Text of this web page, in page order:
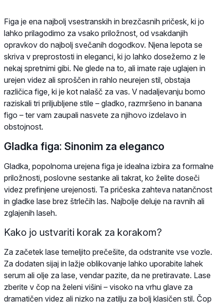
Figa je ena najbolj vsestranskih in brezčasnih pričesk, ki jo
lahko prilagodimo za vsako priložnost, od vsakdanjih
opravkov do najbolj svečanih dogodkov. Njena lepota se
skriva v preprostosti in eleganci, ki jo lahko dosežemo z le
nekaj spretnimi gibi. Ne glede na to, ali imate raje uglajen in
urejen videz ali sproščen in rahlo neurejen stil, obstaja
različica fige, ki je kot nalašč za vas. V nadaljevanju bomo
raziskali tri priljubljene stile – gladko, razmršeno in banana
figo – ter vam zaupali nasvete za njihovo izdelavo in
obstojnost.
Gladka figa: Sinonim za eleganco
Gladka, popolnoma urejena figa je idealna izbira za formalne
priložnosti, poslovne sestanke ali takrat, ko želite doseči
videz prefinjene urejenosti. Ta pričeska zahteva natančnost
in gladke lase brez štrlečih las. Najbolje deluje na ravnih ali
zglajenih laseh.
Kako jo ustvariti korak za korakom?
Za začetek lase temeljito prečešite, da odstranite vse vozle.
Za dodaten sijaj in lažje oblikovanje lahko uporabite lahek
serum ali olje za lase, vendar pazite, da ne pretiravate. Lase
zberite v čop na želeni višini – visoko na vrhu glave za
dramatičen videz ali nizko na zatilju za bolj klasičen stil. Čop